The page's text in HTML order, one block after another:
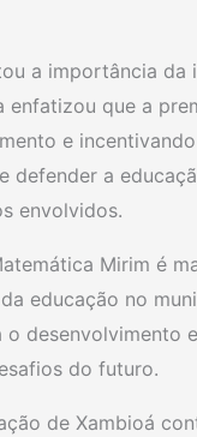
a importância
enfatizou que a
e
defender a
envolvidos.
Mirim é
educação no
desenvolvimento
do futuro.
de Xambioá